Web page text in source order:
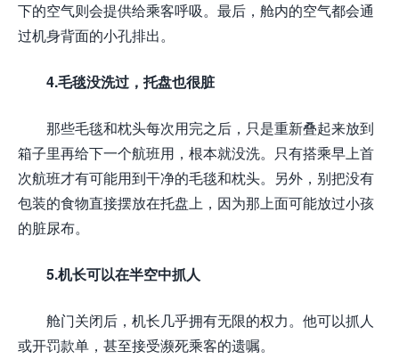
下的空气则会提供给乘客呼吸。最后，舱内的空气都会通
过机身背面的小孔排出。
4.毛毯没洗过，托盘也很脏
那些毛毯和枕头每次用完之后，只是重新叠起来放到
箱子里再给下一个航班用，根本就没洗。只有搭乘早上首
次航班才有可能用到干净的毛毯和枕头。另外，别把没有
包装的食物直接摆放在托盘上，因为那上面可能放过小孩
的脏尿布。
5.机长可以在半空中抓人
舱门关闭后，机长几乎拥有无限的权力。他可以抓人
或开罚款单，甚至接受濒死乘客的遗嘱。